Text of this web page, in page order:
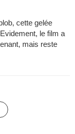
cette gelée
le film a
mais reste